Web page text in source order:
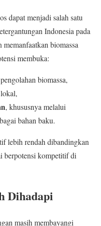
dapat menjadi salah satu
Indonesia pada
biomassa
membuka:
biomassa,
, khususnya melalui
bahan baku.
lebih rendah dibandingkan
kompetitif di
Dihadapi
masih membayangi